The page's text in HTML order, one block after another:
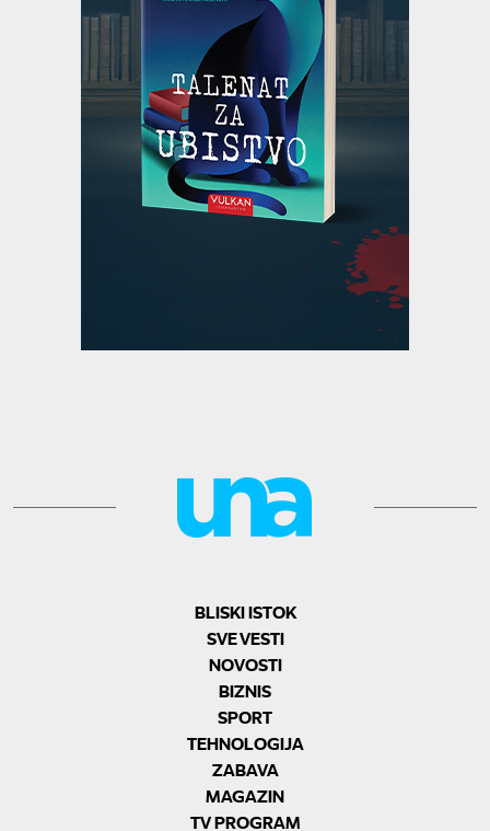
BLISKI ISTOK
SVE VESTI
NOVOSTI
BIZNIS
SPORT
TEHNOLOGIJA
ZABAVA
MAGAZIN
TV PROGRAM